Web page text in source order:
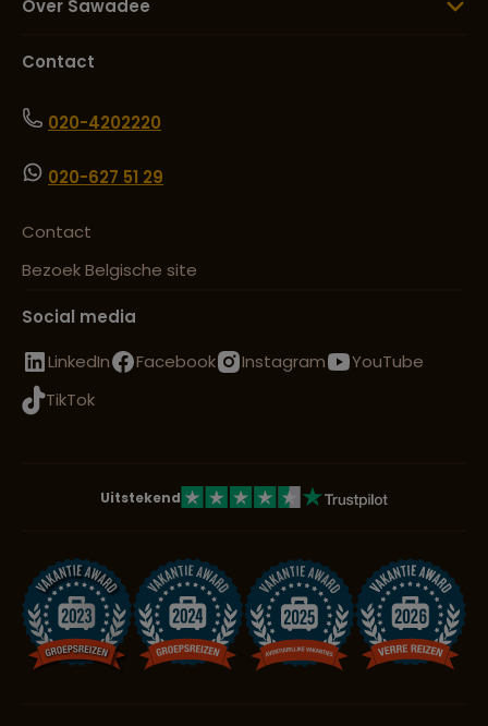
Over Sawadee
Contact
020-4202220
020-627 51 29
Contact
Bezoek Belgische site
Social media
LinkedIn
Facebook Instagram
YouTube
TikTok
Uitstekend